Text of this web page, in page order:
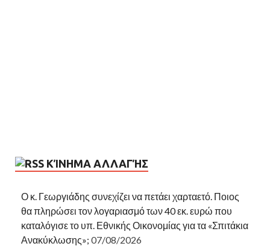
ΚΊΝΗΜΑ ΑΛΛΑΓΉΣ
Ο κ. Γεωργιάδης συνεχίζει να πετάει χαρταετό. Ποιος
θα πληρώσει τον λογαριασμό των 40 εκ. ευρώ που
καταλόγισε το υπ. Εθνικής Οικονομίας για τα «Σπιτάκια
Ανακύκλωσης»; 07/08/2026